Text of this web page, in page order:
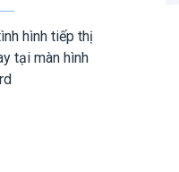
hình tiếp thị
tại màn hình